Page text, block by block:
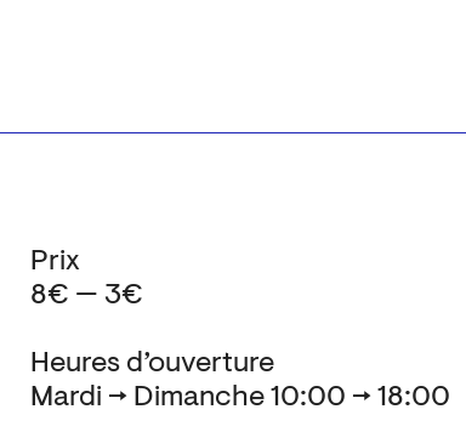
Heures d’ouverture
Mardi → Dimanche 10:00 → 18:00
Prix
8€ — 3€